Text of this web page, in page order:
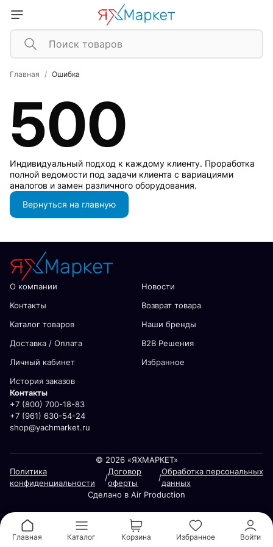
Главная Ошибка
500
Индивидуальный подход к каждому клиенту. Проработка
полной ведомости под задачи клиента с вариациями
аналогов и замен различного оборудования.
Вернуться на главную
О компании
Новости
Контакты
Возврат товара
Каталог товаров
Наши бренды
Доставка / Оплата
В2В Решения
Личный кабинет
Избранное
История заказов
Контакты
+7 (800) 700-18-83
+7 (961) 630-54-24
shop@yachmarket.ru
© 2026 «ЯХМАРКЕТ»
Политика
конфиденциальности
/
Договор
оферты
/
Обработка персональных
данных
Сделано в Air Production
Главная Каталог Корзина Избранное Войти